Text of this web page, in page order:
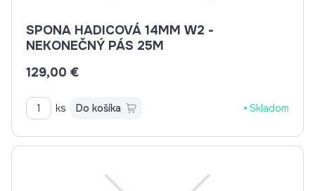
SPONA HADICOVÁ 14MM W2 -
NEKONEČNÝ PÁS 25M
129,00 €
ks Do košíka Skladom